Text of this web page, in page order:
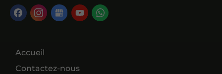
Accueil
Contactez-nous